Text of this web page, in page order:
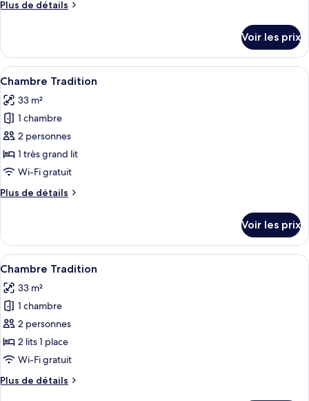
chambre :
Plus de détails
Plus
le
type
de
Chambre
Premium
Voir les prix
Afficher
toutes
les
photos
pour
ce
type
chambre :
Une chambre à coucher avec un lit,
5
Chambre Tradition
33 m²
1 chambre
2 personnes
1 très grand lit
Wi-Fi gratuit
Plus de détails
Plus
le
type
de
Chambre
Tradition
Voir les prix
Afficher
toutes
les
photos
pour
ce
type
chambre :
Une chambre d’hôtel moderne avec
6
Chambre Tradition
33 m²
1 chambre
2 personnes
2 lits 1 place
Wi-Fi gratuit
Plus de détails
Plus